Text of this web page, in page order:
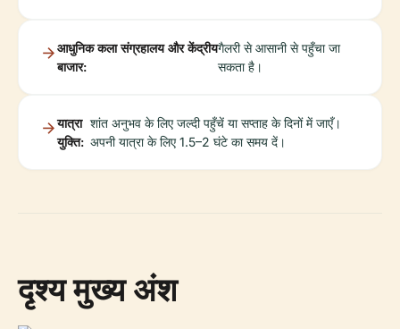
आधुनिक कला संग्रहालय और केंद्रीय
बाजार:
गैलरी से आसानी से पहुँचा जा
सकता है।
यात्रा
युक्ति:
शांत अनुभव के लिए जल्दी पहुँचें या सप्ताह के दिनों में जाएँ।
अपनी यात्रा के लिए 1.5–2 घंटे का समय दें।
दृश्य मुख्य अंश